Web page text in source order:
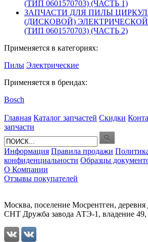
(ТИП 0601570703) (ЧАСТЬ 1)
ЗАПЧАСТИ ДЛЯ ПИЛЫ
(ДИСКОВОЙ) ЭЛЕКТРИЧЕСКОЙ
(ТИП 0601570703) (ЧАСТЬ 2)
Применяется в категориях:
Пилы Электрические
Применяется в брендах:
Bosch
Главная Каталог запчастей Скидки
запчасти
Информация Правила продажи
конфиденциальности Образцы
О Компании
Отзывы покупателей
Москва, поселение Мосрентген,
СНТ Дружба завода АТЭ-1, владение 49,